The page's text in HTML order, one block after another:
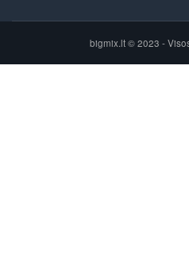
bigmix.lt © 2023 -